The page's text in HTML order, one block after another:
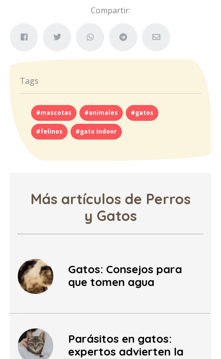
Compartir:
Tags
#mascotas #animales #gatos
#felinos #gato indoor
Más artículos de Perros
y Gatos
Gatos: Consejos para
que tomen agua
Parásitos en gatos:
expertos advierten la